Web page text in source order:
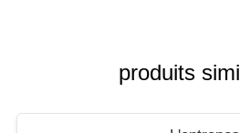
produits